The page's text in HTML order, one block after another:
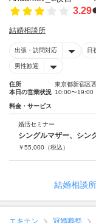
3.29
結婚相談所
出張・訪問対応 日
男性歓迎
住所
東京都新宿区
本日の営業状況 10:00〜19:00
料金・サービス
婚活セミナー
シングルマザー、シン
￥55,000 （税込）
結婚相談
エキテン 冠婚葬祭